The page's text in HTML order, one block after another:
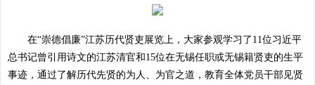
在“崇德倡廉”江苏历代贤吏展览上，大家参观学习了11位习近平
总书记曾引用诗文的江苏清官和15位在无锡任职或无锡籍贤吏的生平
事迹，通过了解历代先贤的为人、为官之道，教育全体党员干部见贤